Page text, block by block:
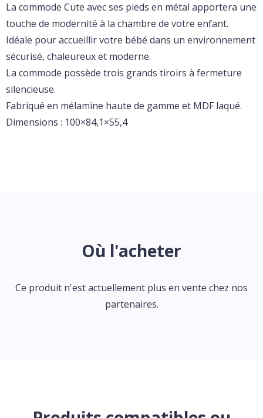
La commode Cute avec ses pieds en métal apportera une
touche de modernité à la chambre de votre enfant.
Idéale pour accueillir votre bébé dans un environnement
sécurisé, chaleureux et moderne.
La commode possède trois grands tiroirs à fermeture
silencieuse.
Fabriqué en mélamine haute de gamme et MDF laqué.
Dimensions : 100×84,1×55,4
Où l'acheter
Ce produit n'est actuellement plus en vente chez nos
partenaires.